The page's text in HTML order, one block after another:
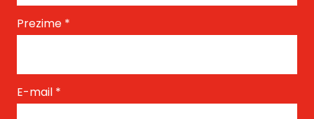
Prezime *
E-mail *